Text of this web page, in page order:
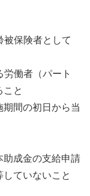
被保険者として
働者（パート
こと
間の初日から当
成金の支給申請
ていないこと